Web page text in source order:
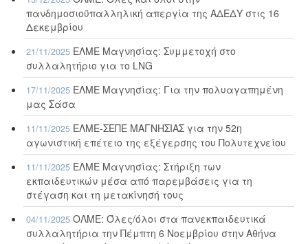
πανδημοσιοϋπαλληλική απεργία της ΑΔΕΔΥ στις 16
Δεκεμβρίου
21/11/2025 ΕΛΜΕ Μαγνησίας: Συμμετοχή στο
συλλαλητήριο για το LNG
17/11/2025 ΕΛΜΕ Μαγνησίας: Για την πολυαγαπημένη
μας Σάσα
11/11/2025 ΕΛΜΕ-ΣΕΠΕ ΜΑΓΝΗΣΙΑΣ για την 52η
αγωνιστική επέτειο της εξέγερσης του Πολυτεχνείου
11/11/2025 ΕΛΜΕ Μαγνησίας: Στήριξη των
εκπαιδευτικών μέσα από παρεμβάσεις για τη
στέγαση και τη μετακίνησή τους
04/11/2025 ΟΛΜΕ: Όλες/όλοι στα πανεκπαιδευτικά
συλλαλητήρια την Πέμπτη 6 Νοεμβρίου στην Αθήνα